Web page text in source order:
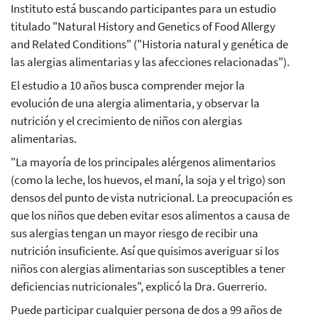
Instituto está buscando participantes para un estudio
titulado "Natural History and Genetics of Food Allergy
and Related Conditions" ("Historia natural y genética de
las alergias alimentarias y las afecciones relacionadas").
El estudio a 10 años busca comprender mejor la
evolución de una alergia alimentaria, y observar la
nutrición y el crecimiento de niños con alergias
alimentarias.
"La mayoría de los principales alérgenos alimentarios
(como la leche, los huevos, el maní, la soja y el trigo) son
densos del punto de vista nutricional. La preocupación es
que los niños que deben evitar esos alimentos a causa de
sus alergias tengan un mayor riesgo de recibir una
nutrición insuficiente. Así que quisimos averiguar si los
niños con alergias alimentarias son susceptibles a tener
deficiencias nutricionales", explicó la Dra. Guerrerio.
Puede participar cualquier persona de dos a 99 años de